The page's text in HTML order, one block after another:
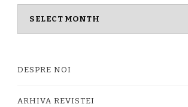
DESPRE NOI
ARHIVA REVISTEI